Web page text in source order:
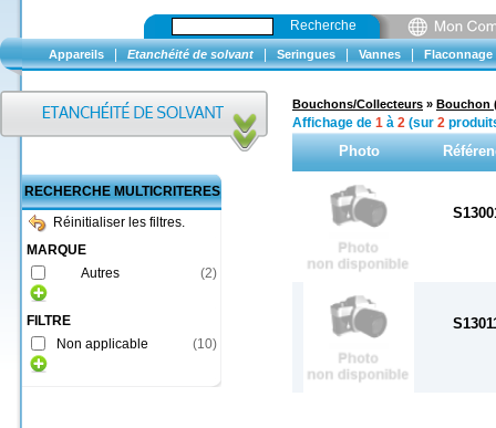
Recherche
Appareils Etanchéité de solvant Seringues Vannes Flaconnage
RECHERCHE MULTICRITERES
Réinitialiser les filtres.
MARQUE
Autres
(2)
FILTRE
Non applicable
(10)
Bouchons/Collecteurs » Bouchon
Affichage de 1 à 2 (sur 2
Photo